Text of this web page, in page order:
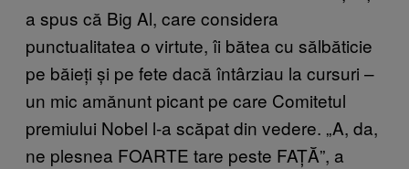
a spus că Big Al, care considera
punctualitatea o virtute, îi bătea cu sălbăticie
pe băieți și pe fete dacă întârziau la cursuri –
un mic amănunt picant pe care Comitetul
premiului Nobel l-a scăpat din vedere. „A, da,
ne plesnea FOARTE tare peste FAȚĂ”, a